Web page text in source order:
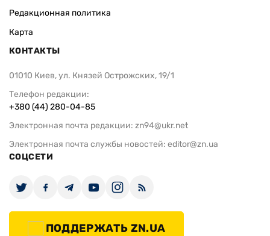
Редакционная политика
Карта
КОНТАКТЫ
01010 Киев, ул. Князей Острожских, 19/1
Телефон редакции:
+380 (44) 280-04-85
Электронная почта редакции: zn94@ukr.net
Электронная почта службы новостей: editor@zn.ua
СОЦСЕТИ
ПОДДЕРЖАТЬ ZN.UA